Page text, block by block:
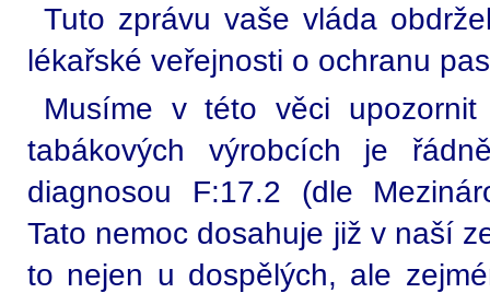
Tuto zprávu vaše vláda
lékařské veřejnosti o ochranu
Musíme v této věci
tabákových výrobcích je
diagnosou F:17.2 (dle
Tato nemoc dosahuje již v naší
to nejen u dospělých, ale